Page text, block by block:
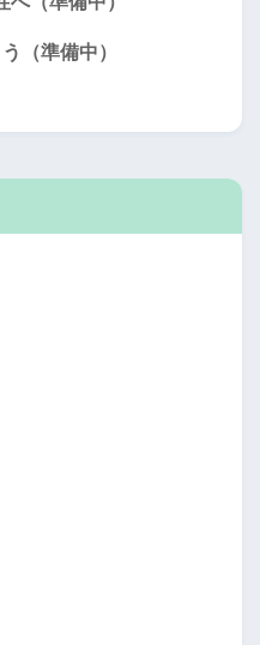
（準備中）